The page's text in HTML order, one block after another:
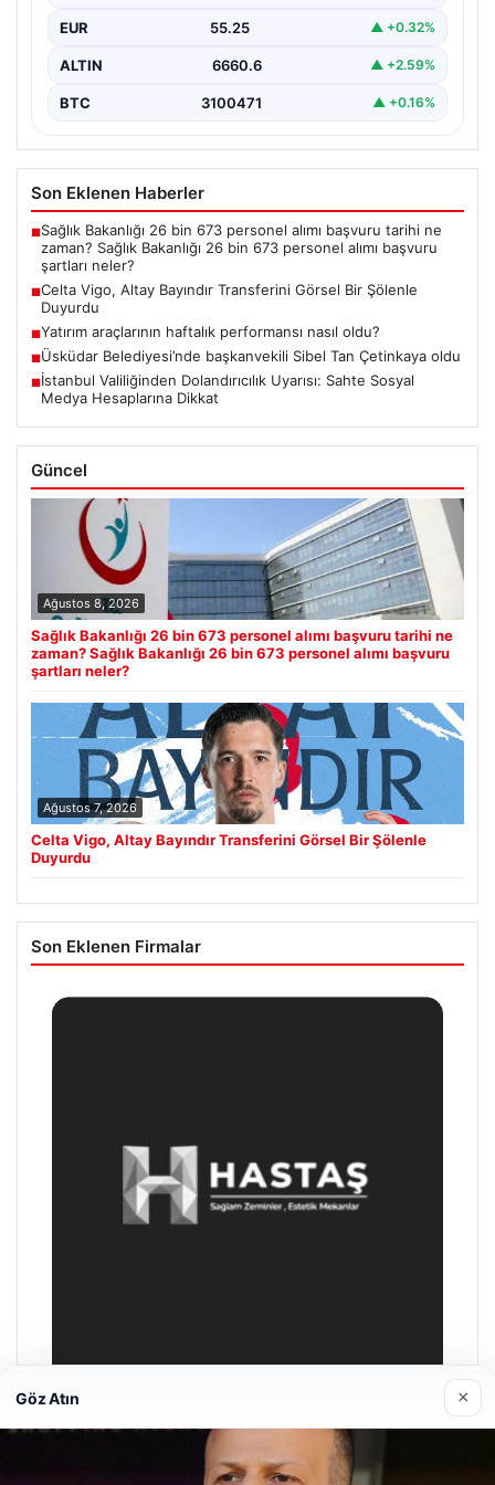
EUR 55.25 ▲ +0.32%
ALTIN 6660.6 ▲ +2.59%
BTC 3100471 ▲ +0.16%
Son Eklenen Haberler
■Sağlık Bakanlığı 26 bin 673 personel alımı başvuru tarihi ne
zaman? Sağlık Bakanlığı 26 bin 673 personel alımı başvuru
şartları neler?
■Celta Vigo, Altay Bayındır Transferini Görsel Bir Şölenle
Duyurdu
■Yatırım araçlarının haftalık performansı nasıl oldu?
■Üsküdar Belediyesi’nde başkanvekili Sibel Tan Çetinkaya oldu
■İstanbul Valiliğinden Dolandırıcılık Uyarısı: Sahte Sosyal
Medya Hesaplarına Dikkat
Güncel
Ağustos 8, 2026
Sağlık Bakanlığı 26 bin 673 personel alımı başvuru tarihi ne
zaman? Sağlık Bakanlığı 26 bin 673 personel alımı başvuru
şartları neler?
Ağustos 7, 2026
Celta Vigo, Altay Bayındır Transferini Görsel Bir Şölenle
Duyurdu
Son Eklenen Firmalar
Enes Kaplan Avukatlık Bürosu
Göz Atın ×